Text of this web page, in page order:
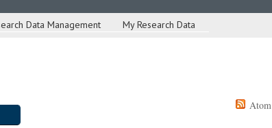
Data Management My Research Data
Atom